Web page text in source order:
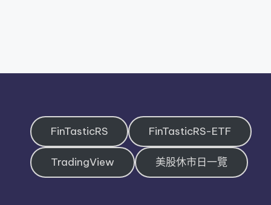
FinTasticRS FinTasticRS-ETF
TradingView 美股休市日一覽